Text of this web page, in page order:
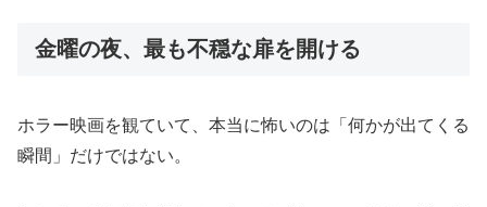
金曜の夜、最も不穏な扉を開ける
ホラー映画を観ていて、本当に怖いのは「何かが出てくる
瞬間」だけではない。